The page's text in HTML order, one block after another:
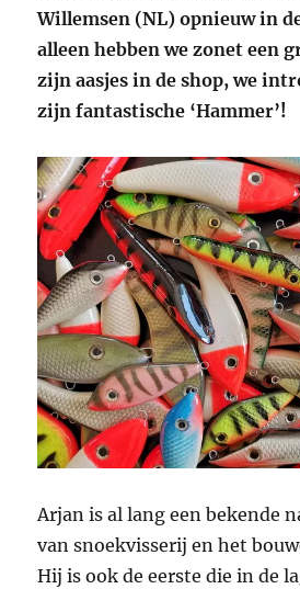
Willemsen (NL) opnieuw in
alleen hebben we zonet een
zijn aasjes in de shop, we
zijn fantastische ‘Hammer’!
Arjan is al lang een bekende
van snoekvisserij en het
Hij is ook de eerste die in de